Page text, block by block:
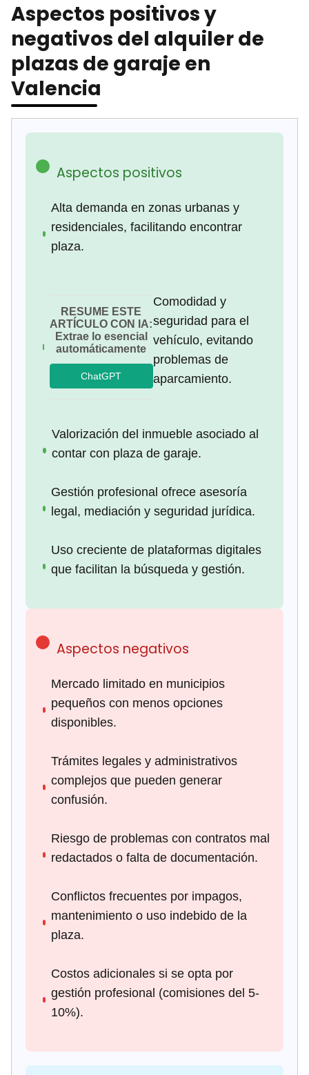
Aspectos positivos y
negativos del alquiler de
plazas de garaje en
Valencia
Aspectos positivos
Alta demanda en zonas urbanas y
residenciales, facilitando encontrar
plaza.
RESUME ESTE
ARTÍCULO CON IA:
Extrae lo esencial
automáticamente
ChatGPT
Comodidad y
seguridad para el
vehículo, evitando
problemas de
aparcamiento.
Valorización del inmueble asociado al
contar con plaza de garaje.
Gestión profesional ofrece asesoría
legal, mediación y seguridad jurídica.
Uso creciente de plataformas digitales
que facilitan la búsqueda y gestión.
Aspectos negativos
Mercado limitado en municipios
pequeños con menos opciones
disponibles.
Trámites legales y administrativos
complejos que pueden generar
confusión.
Riesgo de problemas con contratos mal
redactados o falta de documentación.
Conflictos frecuentes por impagos,
mantenimiento o uso indebido de la
plaza.
Costos adicionales si se opta por
gestión profesional (comisiones del 5-
10%).